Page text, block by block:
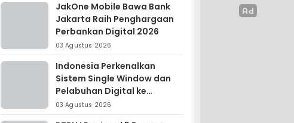
JakOne Mobile Bawa Bank
Jakarta Raih Penghargaan
Perbankan Digital 2026
03 Agustus 2026
Indonesia Perkenalkan
Sistem Single Window dan
Pelabuhan Digital ke
Madagaskar
03 Agustus 2026